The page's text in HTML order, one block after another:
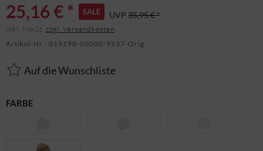
25,16 € * SALE UVP 35,95 € *
inkl. MwSt. zzgl. Versandkosten
Artikel-Nr.: 019198-00000-9537-Orig
Auf die Wunschliste
FARBE